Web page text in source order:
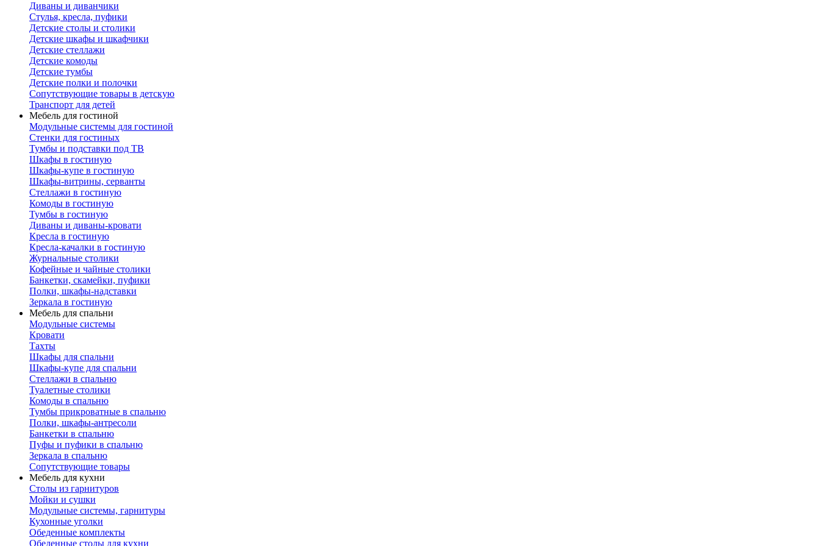
Диваны и диванчики
Стулья, кресла, пуфики
Детские столы и столики
Детские шкафы и шкафчики
Детские стеллажи
Детские комоды
Детские тумбы
Детские полки и полочки
Сопутствующие товары в детскую
Транспорт для детей
Мебель для гостиной
Модульные системы для гостиной
Стенки для гостиных
Тумбы и подставки под ТВ
Шкафы в гостиную
Шкафы-купе в гостиную
Шкафы-витрины, серванты
Стеллажи в гостиную
Комоды в гостиную
Тумбы в гостиную
Диваны и диваны-кровати
Кресла в гостиную
Кресла-качалки в гостиную
Журнальные столики
Кофейные и чайные столики
Банкетки, скамейки, пуфики
Полки, шкафы-надставки
Зеркала в гостиную
Мебель для спальни
Модульные системы
Кровати
Тахты
Шкафы для спальни
Шкафы-купе для спальни
Стеллажи в спальню
Туалетные столики
Комоды в спальню
Тумбы прикроватные в спальню
Полки, шкафы-антресоли
Банкетки в спальню
Пуфы и пуфики в спальню
Зеркала в спальню
Сопутствующие товары
Мебель для кухни
Столы из гарнитуров
Мойки и сушки
Модульные системы, гарнитуры
Кухонные уголки
Обеденные комплекты
Обеденные столы для кухни